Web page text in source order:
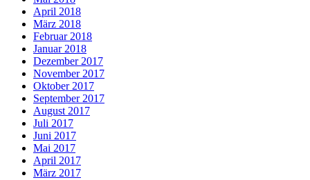
April 2018
März 2018
Februar 2018
Januar 2018
Dezember 2017
November 2017
Oktober 2017
September 2017
August 2017
Juli 2017
Juni 2017
Mai 2017
April 2017
März 2017